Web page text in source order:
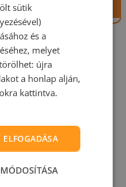
–
kedvező
sütik
és a
melyet
újra
a honlap alján,
kattintva.
ELFOGADÁSA